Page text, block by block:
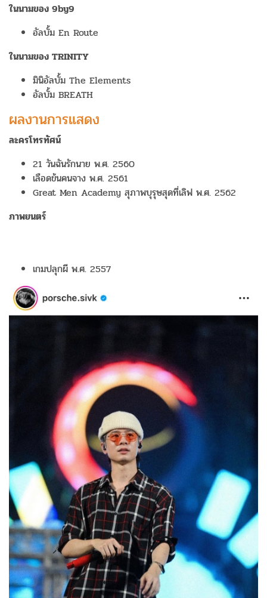
ในนามของ 9by9
อัลบั้ม En Route
ในนามของ TRINITY
มินิอัลบั้ม The Elements
อัลบั้ม BREATH
ผลงานการแสดง
ละครโทรทัศน์
21 วันฉันรักนาย พ.ศ.​ 2560
เลือดข้นคนจาง พ.ศ.​ 2561
Great Men Academy สุภาพบุรุษสุดที่เลิฟ พ.ศ.​ 2562
ภาพยนตร์
เกมปลุกผี พ.ศ. 2557